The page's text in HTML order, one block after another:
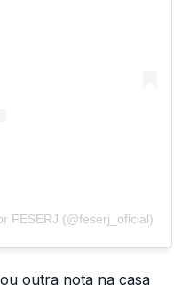
FESERJ (@feserj_oficial)
outra nota na casa